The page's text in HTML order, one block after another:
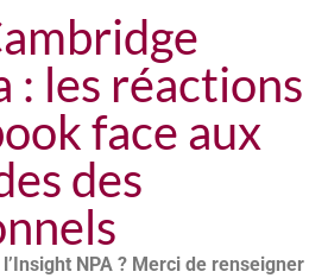
: les réactions
face aux
des
NPA ? Merci de renseigner